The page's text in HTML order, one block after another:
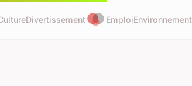
Divertissement EmploiEnvironnement